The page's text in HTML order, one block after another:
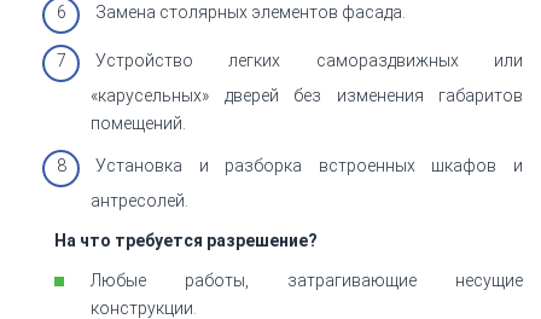
Замена столярных элементов фасада.
Устройство легких самораздвижных или
«карусельных» дверей без изменения габаритов
помещений.
Установка и разборка встроенных шкафов и
антресолей.
На что требуется разрешение?
Любые работы, затрагивающие несущие
конструкции.